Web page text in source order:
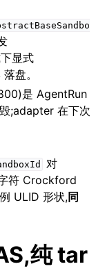
显式
盘。
是 AgentRun
;adapter 在下次
对
符 Crockford
ULID 形状,同
纯 tar